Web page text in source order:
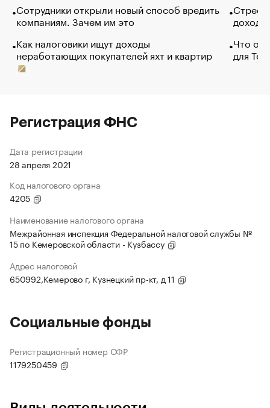
Сотрудники открыли новый способ вредить
компаниям. Зачем им это
Как налоговики ищут доходы
неработающих покупателей яхт и квартир
Что
для
Регистрация ФНС
Дата регистрации
28 апреля 2021
Код налогового органа
4205
Наименование налогового органа
Межрайонная инспекция Федеральной налоговой службы №
15 по Кемеровской области - Кузбассу
Адрес налоговой
650992,Кемерово г, Кузнецкий пр-кт, д 11
Социальные фонды
Регистрационный номер СФР
1179250459